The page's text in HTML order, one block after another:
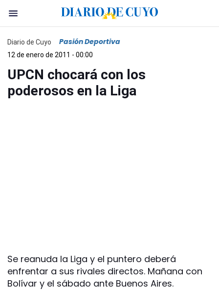
Diario de Cuyo Pasión Deportiva
12 de enero de 2011 - 00:00
UPCN chocará con los
poderosos en la Liga
Se reanuda la Liga y el puntero deberá
enfrentar a sus rivales directos. Mañana con
Bolívar y el sábado ante Buenos Aires.